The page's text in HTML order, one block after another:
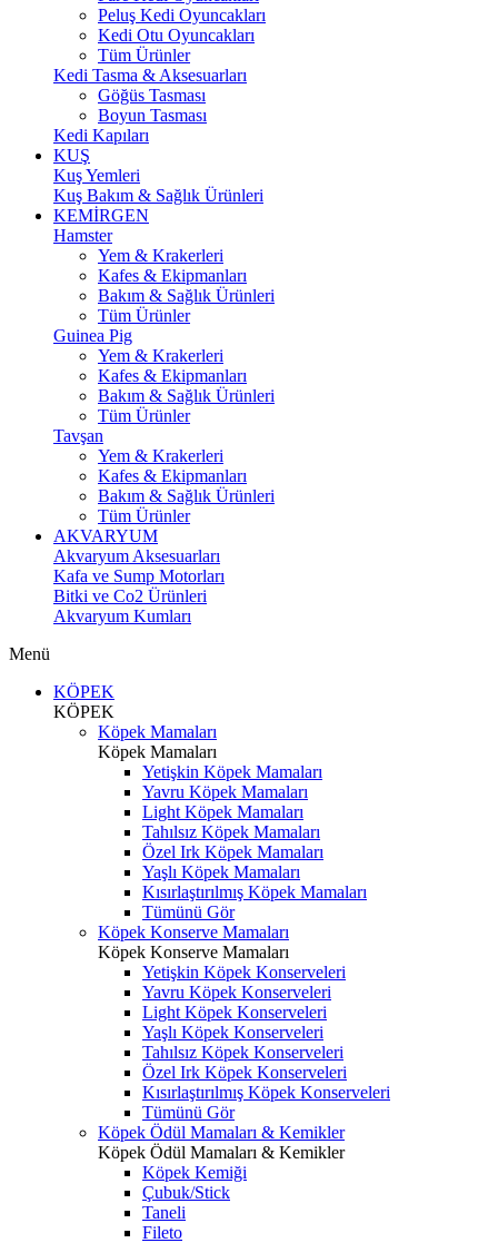
Peluş Kedi Oyuncakları
Kedi Otu Oyuncakları
Tüm Ürünler
Kedi Tasma & Aksesuarları
Göğüs Tasması
Boyun Tasması
Kedi Kapıları
KUŞ
Kuş Yemleri
Kuş Bakım & Sağlık Ürünleri
KEMİRGEN
Hamster
Yem & Krakerleri
Kafes & Ekipmanları
Bakım & Sağlık Ürünleri
Tüm Ürünler
Guinea Pig
Yem & Krakerleri
Kafes & Ekipmanları
Bakım & Sağlık Ürünleri
Tüm Ürünler
Tavşan
Yem & Krakerleri
Kafes & Ekipmanları
Bakım & Sağlık Ürünleri
Tüm Ürünler
AKVARYUM
Akvaryum Aksesuarları
Kafa ve Sump Motorları
Bitki ve Co2 Ürünleri
Akvaryum Kumları
Menü
KÖPEK
KÖPEK
Köpek Mamaları
Köpek Mamaları
Yetişkin Köpek Mamaları
Yavru Köpek Mamaları
Light Köpek Mamaları
Tahılsız Köpek Mamaları
Özel Irk Köpek Mamaları
Yaşlı Köpek Mamaları
Kısırlaştırılmış Köpek Mamaları
Tümünü Gör
Köpek Konserve Mamaları
Köpek Konserve Mamaları
Yetişkin Köpek Konserveleri
Yavru Köpek Konserveleri
Light Köpek Konserveleri
Yaşlı Köpek Konserveleri
Tahılsız Köpek Konserveleri
Özel Irk Köpek Konserveleri
Kısırlaştırılmış Köpek Konserveleri
Tümünü Gör
Köpek Ödül Mamaları & Kemikler
Köpek Ödül Mamaları & Kemikler
Köpek Kemiği
Çubuk/Stick
Taneli
Fileto